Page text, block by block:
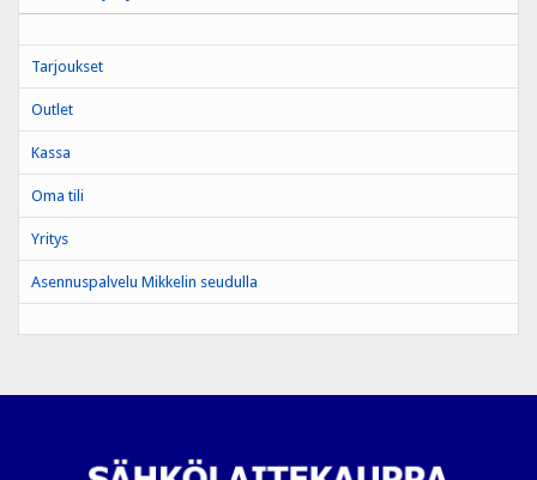
Tarjoukset
Outlet
Kassa
Oma tili
Yritys
Asennuspalvelu Mikkelin seudulla